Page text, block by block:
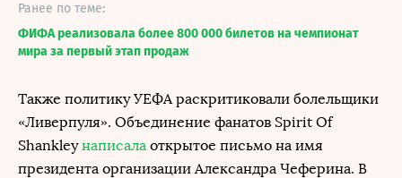
Ранее по теме:
ФИФА реализовала более 800 000 билетов на чемпионат
мира за первый этап продаж
Также политику УЕФА раскритиковали болельщики
«Ливерпуля». Объединение фанатов Spirit Of
Shankleyнаписала открытое письмо на имя
президента организации Александра Чеферина. В